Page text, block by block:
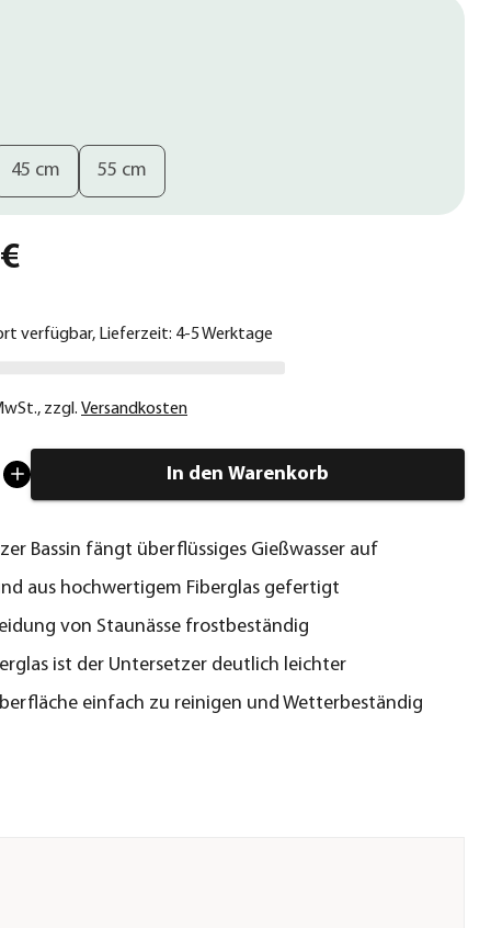
45 cm 55 cm
verfügbar, Lieferzeit: 4-5 Werktage
, zzgl. Versandkosten
In den Warenkorb
Bassin fängt überflüssiges Gießwasser auf
aus hochwertigem Fiberglas gefertigt
von Staunässe frostbeständig
ist der Untersetzer deutlich leichter
einfach zu reinigen und Wetterbeständig